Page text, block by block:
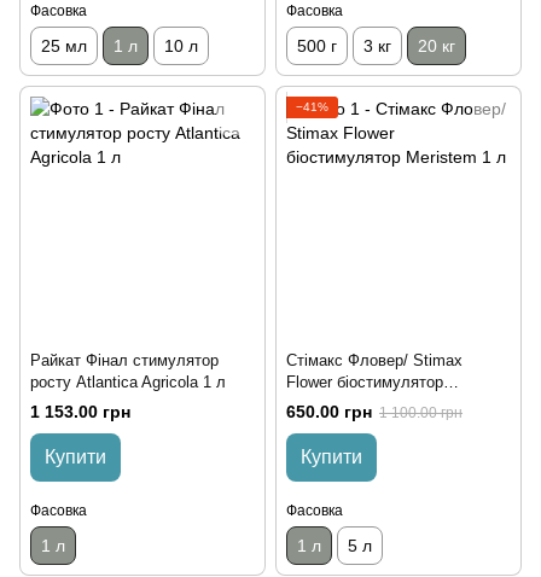
Фасовка
25 мл 1 л 10 л
Фасовка
500 г 3 кг 20 кг
Райкат Фінал стимулятор
росту Atlantica Agricola 1 л
1 153.00 грн
Купити
Фасовка
1 л
−41%
Стімакс Фловер/ Stimax
Flower біостимулятор
Meristem 1 л
650.00 грн 1 100.00 грн
Купити
Фасовка
1 л 5 л